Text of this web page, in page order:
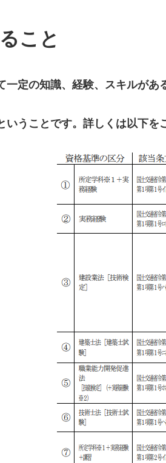
こと
定の知識、経験、スキルがあ
うことです。詳しくは以下を